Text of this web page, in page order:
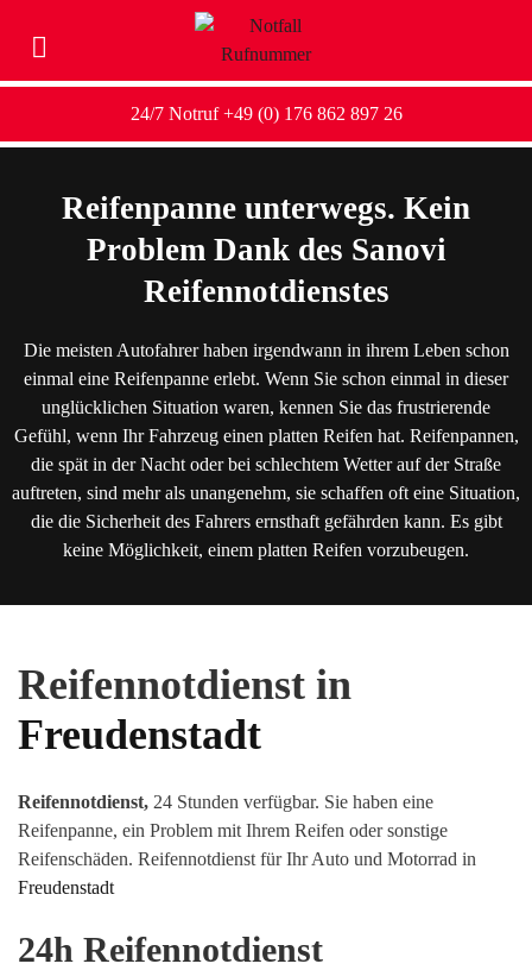
24/7 Notruf +49 (0) 176 862 897 26
Reifenpanne unterwegs. Kein
Problem Dank des Sanovi
Reifennotdienstes
Die meisten Autofahrer haben irgendwann in ihrem Leben schon
einmal eine Reifenpanne erlebt. Wenn Sie schon einmal in dieser
unglücklichen Situation waren, kennen Sie das frustrierende
Gefühl, wenn Ihr Fahrzeug einen platten Reifen hat. Reifenpannen,
die spät in der Nacht oder bei schlechtem Wetter auf der Straße
auftreten, sind mehr als unangenehm, sie schaffen oft eine Situation,
die die Sicherheit des Fahrers ernsthaft gefährden kann. Es gibt
keine Möglichkeit, einem platten Reifen vorzubeugen.
Reifennotdienst in
Freudenstadt
Reifennotdienst, 24 Stunden verfügbar. Sie haben eine
Reifenpanne, ein Problem mit Ihrem Reifen oder sonstige
Reifenschäden. Reifennotdienst für Ihr Auto und Motorrad in
Freudenstadt
24h Reifennotdienst